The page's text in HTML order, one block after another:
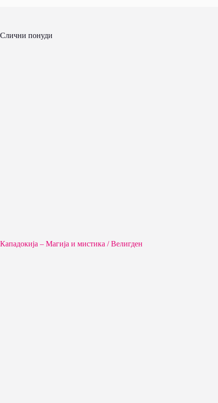
Слични понуди
Кападокија – Магија и мистика / Велигден